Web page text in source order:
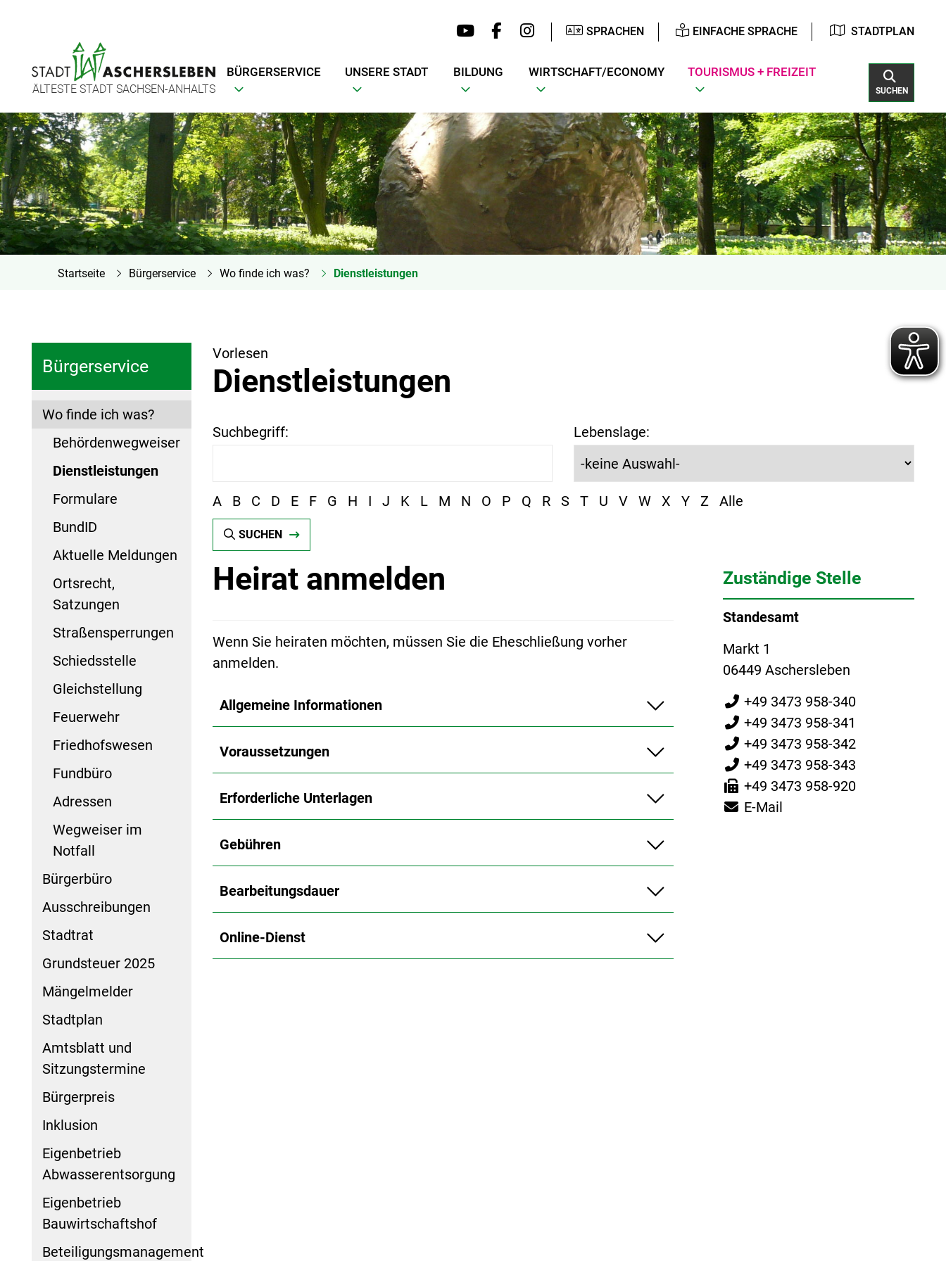
SPRACHEN EINFACHE SPRACHE STADTPLAN
ÄLTESTE STADT SACHSEN-ANHALTS
BÜRGERSERVICE UNSERE STADT BILDUNG WIRTSCHAFT/ECONOMY TOURISMUS + FREIZEIT
SUCHEN
Startseite Bürgerservice Wo finde ich was? Dienstleistungen
Bürgerservice
Wo finde ich was?
Behördenwegweiser
Dienstleistungen
Formulare
BundID
Aktuelle Meldungen
Ortsrecht,
Satzungen
Straßensperrungen
Schiedsstelle
Gleichstellung
Feuerwehr
Friedhofswesen
Fundbüro
Adressen
Wegweiser im
Notfall
Bürgerbüro
Ausschreibungen
Stadtrat
Grundsteuer 2025
Mängelmelder
Stadtplan
Amtsblatt und
Sitzungstermine
Bürgerpreis
Inklusion
Eigenbetrieb
Abwasserentsorgung
Eigenbetrieb
Bauwirtschaftshof
Beteiligungsmanagement
Vorlesen
Dienstleistungen
Suchbegriff: Lebenslage:
A B C D E F G H I J K L M N O P Q R S T U V W X Y Z Alle
SUCHEN
Heirat anmelden
Wenn Sie heiraten möchten, müssen Sie die Eheschließung vorher
anmelden.
Allgemeine Informationen
Voraussetzungen
Erforderliche Unterlagen
Gebühren
Bearbeitungsdauer
Online-Dienst
Zuständige Stelle
Standesamt
Markt 1
06449 Aschersleben
+49 3473 958-340
+49 3473 958-341
+49 3473 958-342
+49 3473 958-343
+49 3473 958-920
E-Mail